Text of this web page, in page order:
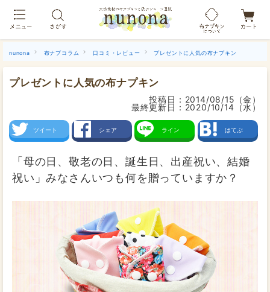
nunona 布ナプコラム 口コミ・レビュー プレゼントに人気の布ナプキン
プレゼントに人気の布ナプキン
投稿日： 2014/08/15（金）
最終更新日： 2020/10/14（水）
ツイート シェア ライン はてぶ
「母の日、敬老の日、誕生日、出産祝い、結婚
祝い」みなさんいつも何を贈っていますか？